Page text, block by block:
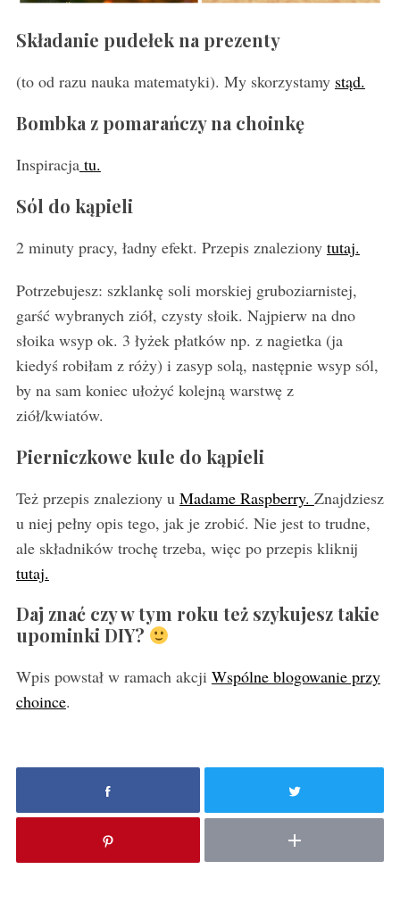
Składanie pudełek na prezenty
(to od razu nauka matematyki). My skorzystamy stąd.
Bombka z pomarańczy na choinkę
Inspiracjatu.
Sól do kąpieli
2 minuty pracy, ładny efekt. Przepis znaleziony tutaj.
Potrzebujesz: szklankę soli morskiej gruboziarnistej,
garść wybranych ziół, czysty słoik. Najpierw na dno
słoika wsyp ok. 3 łyżek płatków np. z nagietka (ja
kiedyś robiłam z róży) i zasyp solą, następnie wsyp sól,
by na sam koniec ułożyć kolejną warstwę z
ziół/kwiatów.
Pierniczkowe kule do kąpieli
Też przepis znaleziony u Madame Raspberry. Znajdziesz
u niej pełny opis tego, jak je zrobić. Nie jest to trudne,
ale składników trochę trzeba, więc po przepis kliknij
tutaj.
Daj znać czy w tym roku też szykujesz takie
upominki DIY?
Wpis powstał w ramach akcji Wspólne blogowanie przy
choince.